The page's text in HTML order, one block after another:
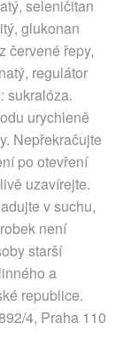
seleničitan
glukonan
červené řepy,
regulátor
sukralóza.
urychleně
Nepřekračujte
po otevření
uzavírejte.
v suchu,
není
starší
a
republice.
4, Praha 110